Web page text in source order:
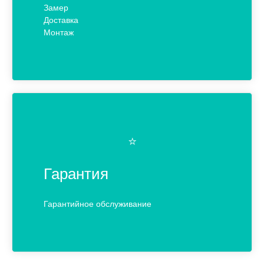
Замер
Доставка
Монтаж
⭐️
Гарантия
Гарантийное обслуживание